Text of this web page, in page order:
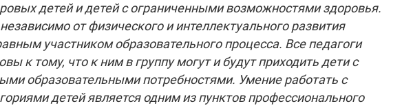
детей и детей с ограниченными возможностями здоровья.
от физического и интеллектуального развития
участником образовательного процесса. Все педагоги
к тому, что к ним в группу могут и будут приходить дети с
образовательными потребностями. Умение работать с
детей является одним из пунктов профессионального